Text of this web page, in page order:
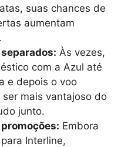
suas chances de
aumentam
Às vezes,
com a Azul até
e depois o voo
mais vantajoso do
junto.
Embora
Interline,